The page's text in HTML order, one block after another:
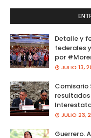
Detalle y
federales
por
JULIO 13,
Comisario
resultados
JULIO 23,
Guerrero.